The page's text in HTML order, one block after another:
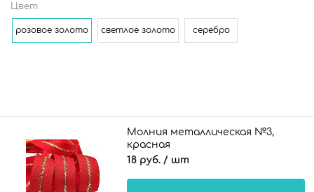
Цвет
розовое золото светлое золото серебро
Молния металлическая №3,
красная
18 руб. / шт